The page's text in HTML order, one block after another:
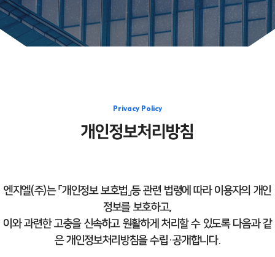
Privacy Policy
개인정보처리방침
엔지엘(주)는 「개인정보 보호법」등 관련 법령에 따라 이용자의 개인
정보를 보호하고,
이와 과련한 고충을 신속하고 원활하게 처리할 수 있도록 다음과 같
은 개인정보처리방침을 수립·공개합니다.